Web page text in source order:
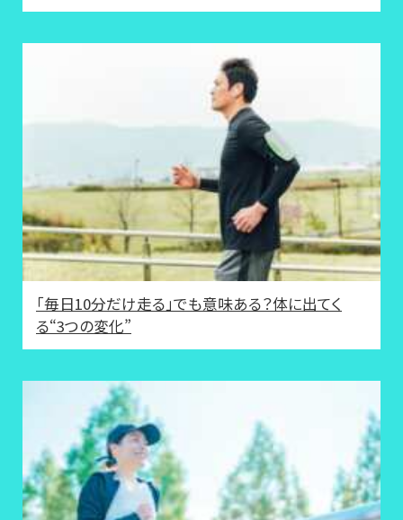
「毎日10分だけ走る」でも意味ある？体に出てく
る“3つの変化”